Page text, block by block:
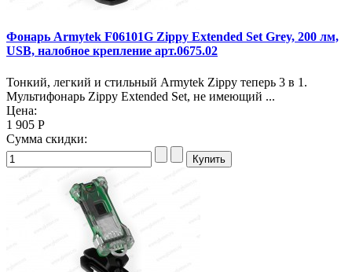
Фонарь Armytek F06101G Zippy Extended Set Grey, 200 лм,
USB, налобное крепление арт.0675.02
Тонкий, легкий и стильный Armytek Zippy теперь 3 в 1.
Мультифонарь Zippy Extended Set, не имеющий ...
Цена:
1 905 Р
Сумма скидки: